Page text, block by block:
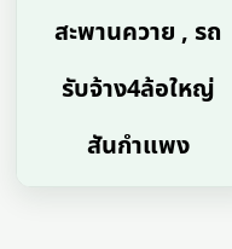
สะพานควาย , รถ
รับจ้าง4ล้อใหญ่
สันกำแพง